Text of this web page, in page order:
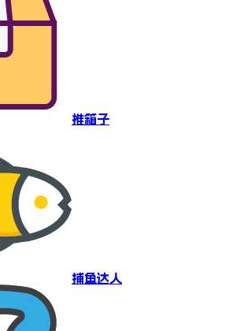
推箱子
捕鱼达人